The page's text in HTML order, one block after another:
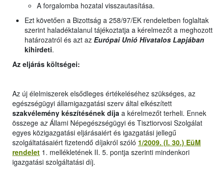
A forgalomba hozatal visszautasítása.
Ezt követően a Bizottság a 258/97/EK rendeletben foglaltak
szerint haladéktalanul tájékoztatja a kérelmezőt a meghozott
határozatról és azt az Európai Unió Hivatalos Lapjában
kihirdeti.
Az eljárás költségei:
Az új élelmiszerek elsődleges értékeléséhez szükséges, az
egészségügyi államigazgatási szerv által elkészített
szakvélemény készítésének díja a kérelmezőt terheli. Ennek
összege az Állami Népegészségügyi és Tisztiorvosi Szolgálat
egyes közigazgatási eljárásaiért és igazgatási jellegű
szolgáltatásaiért fizetendő díjakról szóló 1/2009. (I. 30.) EüM
rendelet 1. mellékletének II. 5. pontja szerinti mindenkori
igazgatási szolgáltatási díj.